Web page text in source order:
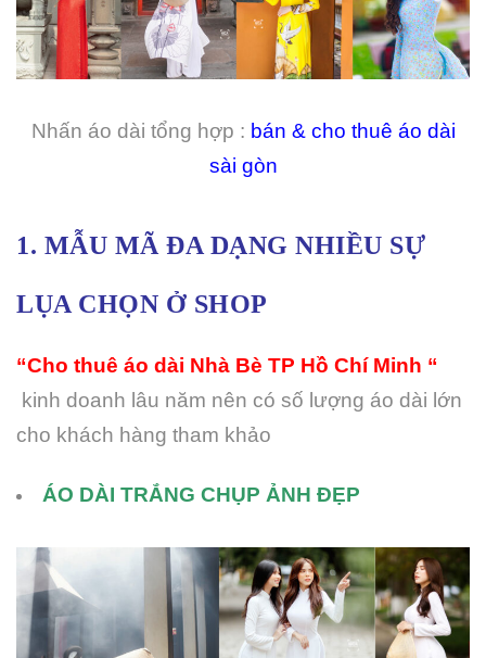
Nhấn áo dài tổng hợp : bán & cho thuê áo dài
sài gòn
1. MẪU MÃ ĐA DẠNG NHIỀU SỰ
LỤA CHỌN Ở SHOP
“Cho thuê áo dài Nhà Bè TP Hồ Chí Minh “
kinh doanh lâu năm nên có số lượng áo dài lớn
cho khách hàng tham khảo
ÁO DÀI TRẮNG CHỤP ẢNH ĐẸP